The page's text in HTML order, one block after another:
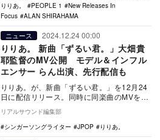
りりあ。
PEOPLE 1
New Releases In
Focus
ALAN SHIRAHAMA
ニュース 2024.12.24 00:00
りりあ。 新曲「ずるい君。」大畑貴
耶監督のMV公開 モデル＆インフル
エンサー らん出演、先行配信も
りりあ。が、新曲「ずるい君。」を12月24
日に配信リリース。同時に同楽曲のMVを公
開した。 りりあ。riria. / ずるい君…
リアルサウンド編集部
シンガーソングライター
JPOP りりあ。